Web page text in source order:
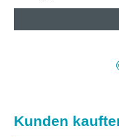
Produktgalerie
Kunden